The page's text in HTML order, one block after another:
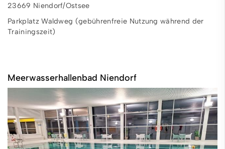
23669 Niendorf/Ostsee
Parkplatz Waldweg (gebührenfreie Nutzung während der
Trainingszeit)
Meerwasserhallenbad Niendorf